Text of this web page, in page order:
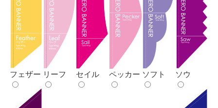
フェザー リーフ セイル ペッカー ソフト ソウ